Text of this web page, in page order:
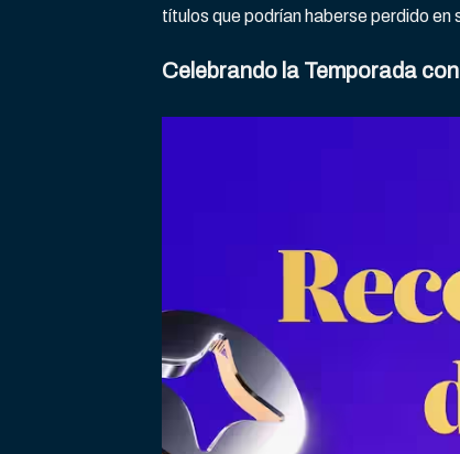
títulos que podrían haberse perdido en
Celebrando la Temporada